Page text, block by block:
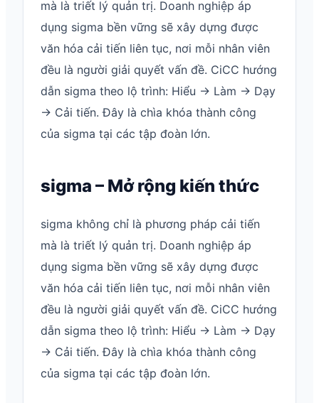
mà là triết lý quản trị. Doanh nghiệp áp
dụng sigma bền vững sẽ xây dựng được
văn hóa cải tiến liên tục, nơi mỗi nhân viên
đều là người giải quyết vấn đề. CiCC hướng
dẫn sigma theo lộ trình: Hiểu → Làm → Dạy
→ Cải tiến. Đây là chìa khóa thành công
của sigma tại các tập đoàn lớn.
sigma – Mở rộng kiến thức
sigma không chỉ là phương pháp cải tiến
mà là triết lý quản trị. Doanh nghiệp áp
dụng sigma bền vững sẽ xây dựng được
văn hóa cải tiến liên tục, nơi mỗi nhân viên
đều là người giải quyết vấn đề. CiCC hướng
dẫn sigma theo lộ trình: Hiểu → Làm → Dạy
→ Cải tiến. Đây là chìa khóa thành công
của sigma tại các tập đoàn lớn.